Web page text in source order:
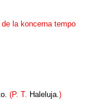
la koncerna tempo
(P. T. Haleluja.)